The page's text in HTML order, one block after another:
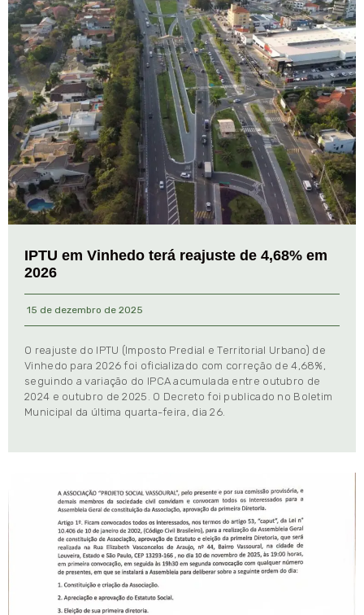
IPTU em Vinhedo terá reajuste de 4,68% em
2026
15 de dezembro de 2025
O reajuste do IPTU (Imposto Predial e Territorial Urbano) de
Vinhedo para 2026 foi oficializado com correção de 4,68%,
seguindo a variação do IPCA acumulada entre outubro de
2024 e outubro de 2025. O Decreto foi publicado no Boletim
Municipal da última quarta-feira, dia 26.